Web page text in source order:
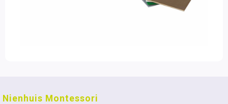
Nienhuis Montessori